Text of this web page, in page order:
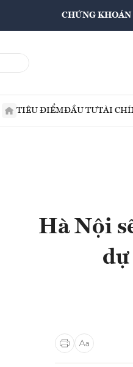
CHỨNG KHOÁN
TIÊU ĐIỂMĐẦU TƯTÀI
Hà Nội
dự